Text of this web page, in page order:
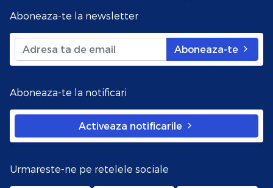
Aboneaza-te la newsletter
Aboneaza-te
Aboneaza-te la notificari
Activeaza notificarile
Urmareste-ne pe retelele sociale